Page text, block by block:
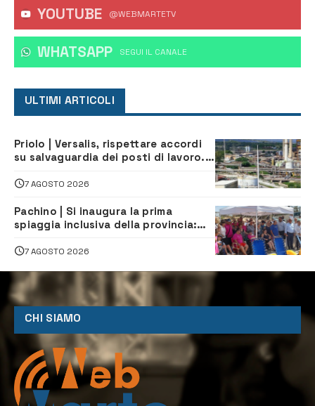
YOUTUBE @WEBMARTETV
WHATSAPP ‎SEGUI IL CANALE
ULTIMI ARTICOLI
Priolo | Versalis, rispettare accordi
su salvaguardia dei posti di lavoro. Il
7 AGOSTO 2026
Pachino | Si inaugura la prima
spiaggia inclusiva della provincia:
tutti
7 AGOSTO 2026
CHI SIAMO